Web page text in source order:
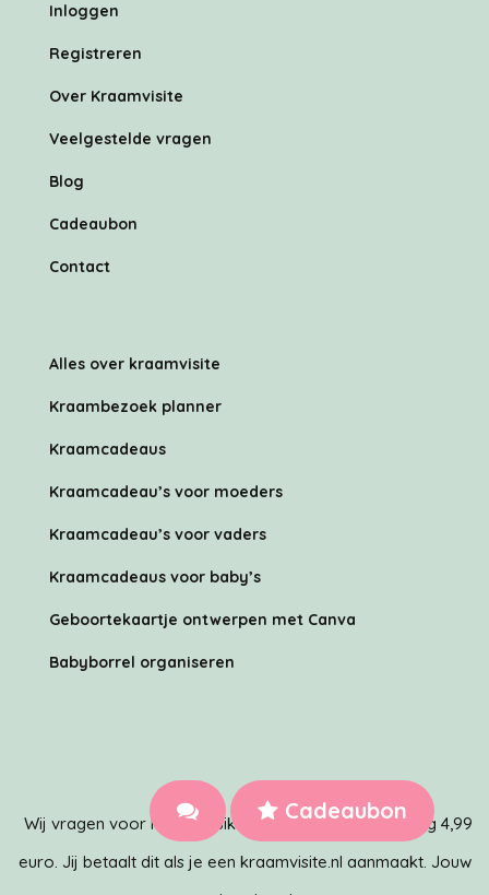
Cadeaubon
Inloggen
Registreren
Over Kraamvisite
Veelgestelde vragen
Blog
Cadeaubon
Contact
Alles over kraamvisite
Kraambezoek planner
Kraamcadeaus
Kraamcadeau’s voor moeders
Kraamcadeau’s voor vaders
Kraamcadeaus voor baby’s
Geboortekaartje ontwerpen met Canva
Babyborrel organiseren
Wij vragen voor het gebruik van het systeem eenmalig 4,99
euro. Jij betaalt dit als je een kraamvisite.nl aanmaakt. Jouw